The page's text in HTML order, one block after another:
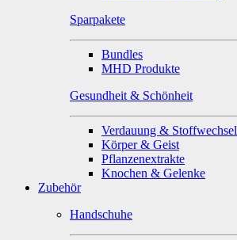
Sparpakete
Bundles
MHD Produkte
Gesundheit & Schönheit
Verdauung & Stoffwechsel
Körper & Geist
Pflanzenextrakte
Knochen & Gelenke
Zubehör
Handschuhe